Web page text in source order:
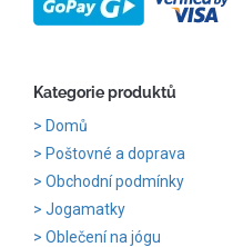
Kategorie produktů
Domů
Poštovné a doprava
Obchodní podmínky
Jogamatky
Oblečení na jógu